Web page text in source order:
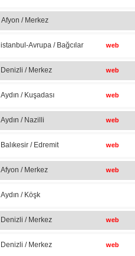
Afyon / Merkez
istanbul-Avrupa / Bağcılar web
Denizli / Merkez web
Aydın / Kuşadası web
Aydın / Nazilli web
Balıkesir / Edremit web
Afyon / Merkez web
Aydın / Köşk
Denizli / Merkez web
Denizli / Merkez web